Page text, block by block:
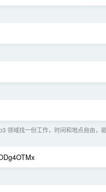
领域找一份工作，时间和地点自由，